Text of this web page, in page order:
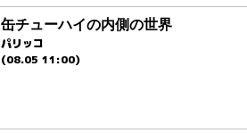
缶チューハイの内側の世界
パリッコ
(08.05 11:00)